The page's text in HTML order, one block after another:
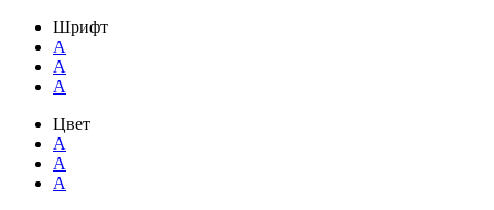
Шрифт
A
A
A
Цвет
A
A
A